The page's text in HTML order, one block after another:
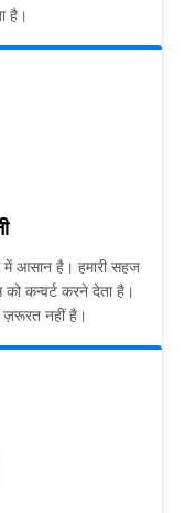
है।
आसान है। हमारी सहज
कन्वर्ट करने देता है।
ज़रूरत नहीं है।